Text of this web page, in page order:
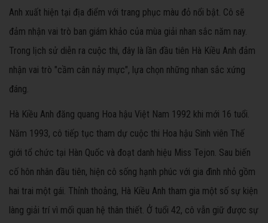
Anh xuất hiện tại địa điểm với trang phục màu đỏ nổi bật. Cô sẽ
đảm nhận vai trò ban giám khảo của mùa giải nhan sắc năm nay.
Trong lịch sử diễn ra cuộc thi, đây là lần đầu tiên Hà Kiều Anh đảm
nhận vai trò "cầm cân nảy mực", lựa chọn những nhan sắc xứng
đáng.
Hà Kiều Anh đăng quang Hoa hậu Việt Nam 1992 khi mới 16 tuổi.
Năm 1993, cô tiếp tục tham dự cuộc thi Hoa hậu Sinh viên Thế
giới tổ chức tại Hàn Quốc và đoạt danh hiệu Miss Tejon. Sau biến
cố hôn nhân đầu tiên, hiện cô sống hạnh phúc với gia đình nhỏ gồm
hai trai một gái. Thỉnh thoảng, Hà Kiều Anh tham gia một số sự kiện
làng giải trí vì mối quan hệ thân thiết. Ở tuổi 42, cô vẫn giữ được sự